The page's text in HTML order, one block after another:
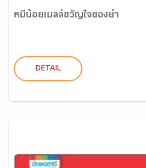
หมีน้อยเบลล์ขวัญใจของย่า
DETAIL